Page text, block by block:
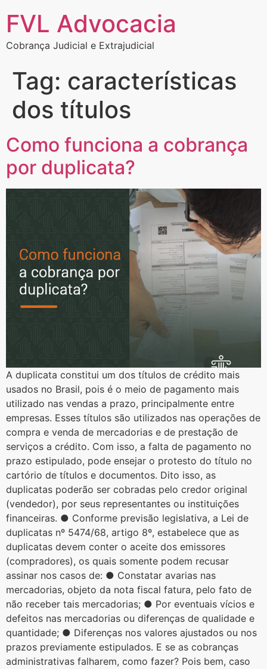
FVL Advocacia
Cobrança Judicial e Extrajudicial
Tag: características
dos títulos
Como funciona a cobrança
por duplicata?
A duplicata constitui um dos títulos de crédito mais
usados no Brasil, pois é o meio de pagamento mais
utilizado nas vendas a prazo, principalmente entre
empresas. Esses títulos são utilizados nas operações de
compra e venda de mercadorias e de prestação de
serviços a crédito. Com isso, a falta de pagamento no
prazo estipulado, pode ensejar o protesto do título no
cartório de títulos e documentos. Dito isso, as
duplicatas poderão ser cobradas pelo credor original
(vendedor), por seus representantes ou instituições
financeiras. ● Conforme previsão legislativa, a Lei de
duplicatas nº 5474/68, artigo 8º, estabelece que as
duplicatas devem conter o aceite dos emissores
(compradores), os quais somente podem recusar
assinar nos casos de: ● Constatar avarias nas
mercadorias, objeto da nota fiscal fatura, pelo fato de
não receber tais mercadorias; ● Por eventuais vícios e
defeitos nas mercadorias ou diferenças de qualidade e
quantidade; ● Diferenças nos valores ajustados ou nos
prazos previamente estipulados. E se as cobranças
administrativas falharem, como fazer? Pois bem, caso